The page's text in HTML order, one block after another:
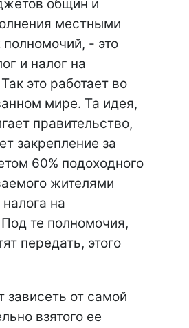
общин и
местными
- это
и налог на
это работает во
мире. Та идея,
правительство,
закрепление за
60% подоходного
жителями
на
те полномочия,
передать, этого
зависеть от самой
взятого ее